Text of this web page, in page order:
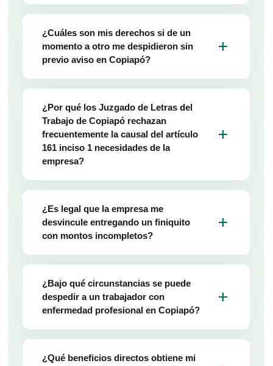
¿Cuáles son mis derechos si de un
momento a otro me despidieron sin
previo aviso en Copiapó?
add
¿Por qué los Juzgado de Letras del
Trabajo de Copiapó rechazan
frecuentemente la causal del artículo
161 inciso 1 necesidades de la
empresa?
add
¿Es legal que la empresa me
desvincule entregando un finiquito
con montos incompletos?
add
¿Bajo qué circunstancias se puede
despedir a un trabajador con
enfermedad profesional en Copiapó?
add
¿Qué beneficios directos obtiene mi